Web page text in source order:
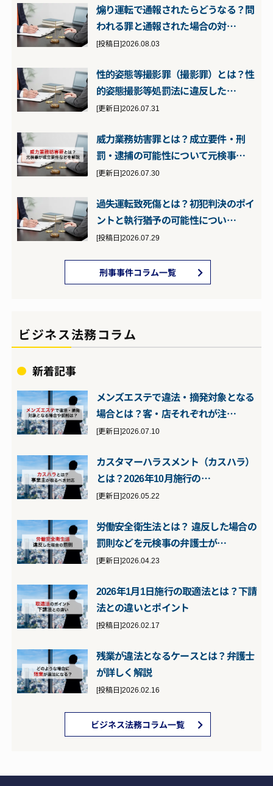
煽り運転で通報されたらどうなる？問
われる罪と通報された場合の対…
[投稿日]2026.08.03
性的姿態等撮影罪（撮影罪）とは？性
的姿態撮影等処罰法に違反した…
[更新日]2026.07.31
威力業務妨害罪とは？成立要件・刑
罰・逮捕の可能性について元検事…
[更新日]2026.07.30
過失運転致死傷とは？初犯判決のポイ
ントと執行猶予の可能性につい…
[投稿日]2026.07.29
刑事事件コラム一覧
ビジネス法務コラム
新着記事
メンズエステで違法・摘発対象となる
場合とは？客・店それぞれが注…
[更新日]2026.07.10
カスタマーハラスメント（カスハラ）
とは？2026年10月施行の…
[更新日]2026.05.22
労働安全衛生法とは？ 違反した場合の
罰則などを元検事の弁護士が…
[更新日]2026.04.23
2026年1月1日施行の取適法とは？下請
法との違いとポイント
[投稿日]2026.02.17
残業が違法となるケースとは？弁護士
が詳しく解説
[投稿日]2026.02.16
ビジネス法務コラム一覧